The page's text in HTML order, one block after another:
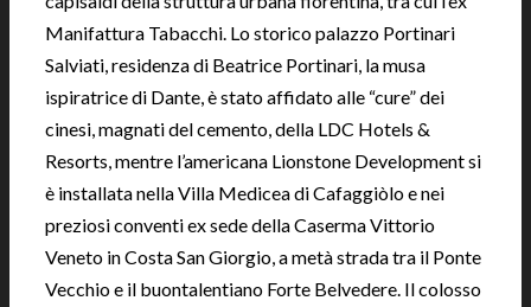
Manifattura Tabacchi. Lo storico palazzo Portinari
Salviati, residenza di Beatrice Portinari, la musa
ispiratrice di Dante, è stato affidato alle “cure” dei
cinesi, magnati del cemento, della LDC Hotels &
Resorts, mentre l’americana Lionstone Development si
è installata nella Villa Medicea di Cafaggiòlo e nei
preziosi conventi ex sede della Caserma Vittorio
Veneto in Costa San Giorgio, a metà strada tra il Ponte
Vecchio e il buontalentiano Forte Belvedere. Il colosso